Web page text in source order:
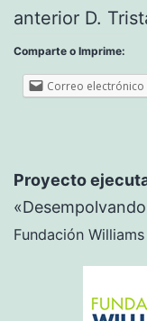
anterior D.
Comparte o Imprime:
Correo electrónico
Proyecto
Fundación